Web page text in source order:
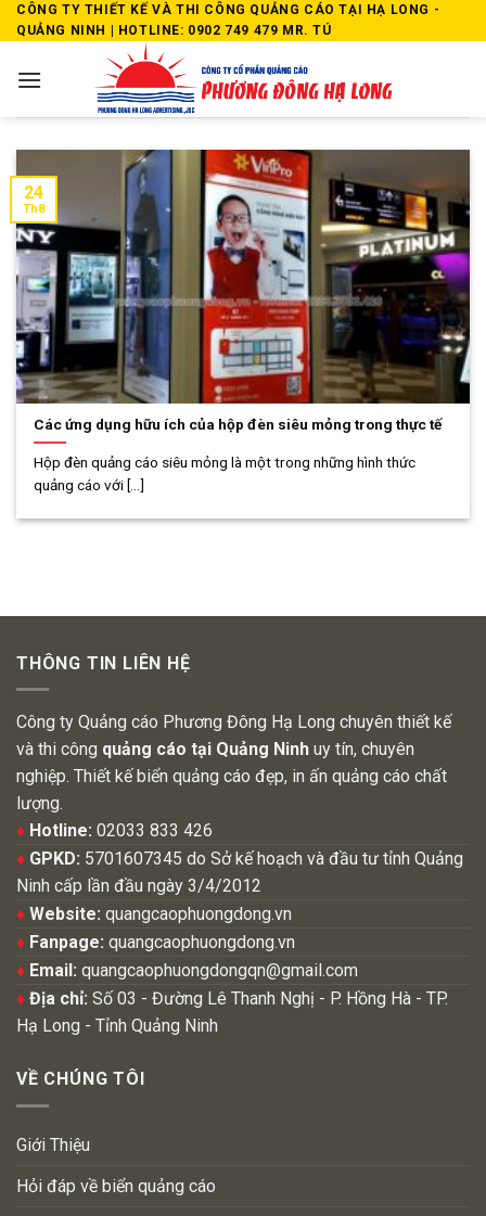
Skip
to
CÔNG TY THIẾT KẾ VÀ THI CÔNG QUẢNG CÁO TẠI HẠ LONG -
QUẢNG NINH | HOTLINE: 0902 749 479 MR. TÚ
Các ứng dụng hữu ích của hộp đèn siêu mỏng trong thực tế
Hộp đèn quảng cáo siêu mỏng là một trong những hình thức
quảng cáo với [...]
24
Th8
THÔNG TIN LIÊN HỆ
Công ty Quảng cáo Phương Đông Hạ Long chuyên thiết kế
và thi công quảng cáo tại Quảng Ninh uy tín, chuyên
nghiệp. Thiết kế biển quảng cáo đẹp, in ấn quảng cáo chất
lượng.
♦ Hotline: 02033 833 426
♦ GPKD: 5701607345 do Sở kế hoạch và đầu tư tỉnh Quảng
Ninh cấp lần đầu ngày 3/4/2012
♦ Website: quangcaophuongdong.vn
♦ Fanpage: quangcaophuongdong.vn
♦ Email: quangcaophuongdongqn@gmail.com
♦ Địa chỉ: Số 03 - Đường Lê Thanh Nghị - P. Hồng Hà - TP.
Hạ Long - Tỉnh Quảng Ninh
VỀ CHÚNG TÔI
Giới Thiệu
Hỏi đáp về biển quảng cáo